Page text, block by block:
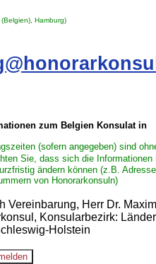
Hamburg)
zum Belgien Konsulat in
(sofern angegeben) sind
Sie, dass sich die Informationen
ändern können (z.B.
von Honorarkonsuln)
Vereinbarung, Herr Dr. Maxim
Konsularbezirk: Länder
Holstein